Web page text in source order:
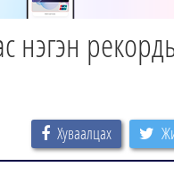
нэгэн
Хуваалцах